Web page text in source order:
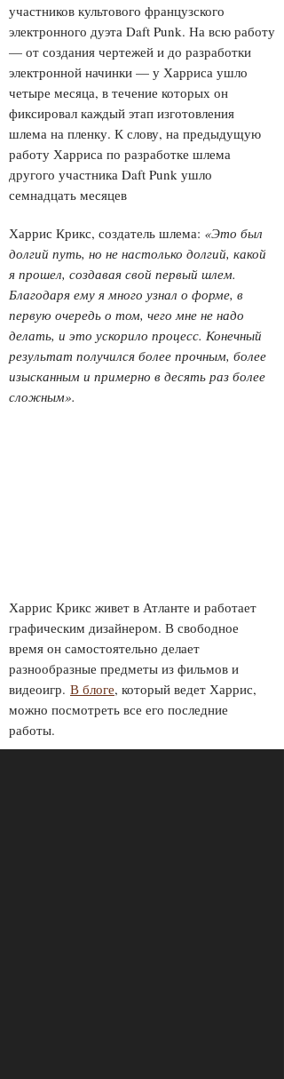
участников культового французского
электронного дуэта Daft Punk. На всю работу
— от создания чертежей и до разработки
электронной начинки — у Харриса ушло
четыре месяца, в течение которых он
фиксировал каждый этап изготовления
шлема на пленку. К слову, на предыдущую
работу Харриса по разработке шлема
другого участника Daft Punk ушло
семнадцать месяцев
Харрис Крикс, создатель шлема: «Это был
долгий путь, но не настолько долгий, какой
я прошел, создавая свой первый шлем.
Благодаря ему я много узнал о форме, в
первую очередь о том, чего мне не надо
делать, и это ускорило процесс. Конечный
результат получился более прочным, более
изысканным и примерно в десять раз более
сложным».
Харрис Крикс живет в Атланте и работает
графическим дизайнером. В свободное
время он самостоятельно делает
разнообразные предметы из фильмов и
видеоигр. В блоге, который ведет Харрис,
можно посмотреть все его последние
работы.